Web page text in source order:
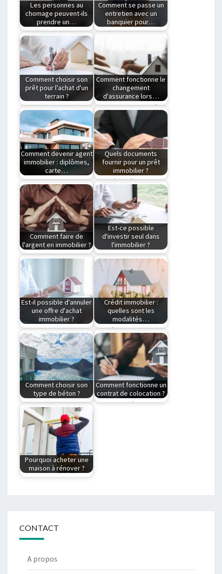
Les personnes au
chomage peuvent-ils
prendre un…
Peut-on souscrire un
crédit immobilier au
chômage ? Le
chômage…
Comment se passe un
entretien avec un
banquier pour…
L'entretien avec son
pour obtenir un prêt
immobilier…
Comment choisir son
prêt pour l'achat d'un
terrain ?
Achat terrain non
constructible : quel
prêt choisir ? Un…
Comment fonctionne le
changement
d'assurance lors…
Quelles possibilités
pour changer
d’assurance pour son
emprunt immobilier
?…
Comment devenir agent
immobilier : diplômes,
carte…
Devenir agent
immobilier en France
nécessite de justifier
d’une aptitude…
Quels documents
fournir pour un prêt
immobilier ?
Les pièces à fournir
pour une demande de
prêt immobilier…
Comment faire de
l'argent en immobilier ?
Comment faire
fortune dans
l'immobilier ? Depuis
quelques années,
l’immobilier…
Est-ce possible
d'investir seul dans
l'immobilier ?
Investissement en
immobilier :
Comment y parvenir
seul ? Un…
Est-il possible d'annuler
une offre d'achat
immobilier ?
Comment annuler
une offre d’achat
immobilier?
Vous venez de visiter
un…
Crédit immobilier :
quelles sont les
modalités…
Acquérir un
appartement ou tout
autre bien
immobilier à partir…
Comment choisir son
type de béton ?
Quelle est la
différence entre un
revêtement en béton
lavé…
Comment fonctionne un
contrat de colocation ?
Comment établir le
Pourquoi acheter une
maison à rénover ?
Pourquoi acheter un
bien avec travaux ?
CONTACT
A propos